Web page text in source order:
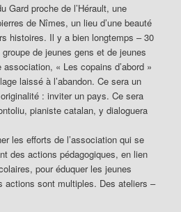
Gard proche de l’Hérault, une
de Nîmes, un lieu d’une beauté
histoires. Il y a bien longtemps – 30
de jeunes gens et de jeunes
« Les copains d’abord »
laissé à l’abandon. Ce sera un
: inviter un pays. Ce sera
pianiste catalan, y dialoguera
les efforts de l’association qui se
des actions pédagogiques, en lien
pour éduquer les jeunes
actions sont multiples. Des ateliers –